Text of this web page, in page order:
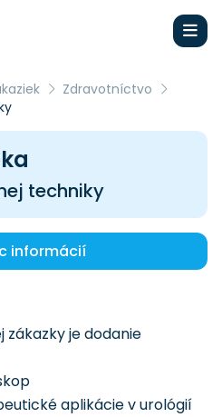
Zdravotníctvo
techniky
informácií
je dodanie
aplikácie v urológií